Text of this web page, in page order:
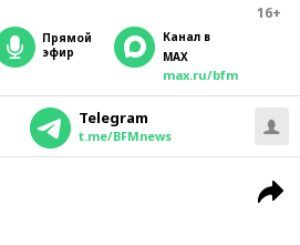
16+
прямой
эфир
Канал в
MAX
max.ru/bfm
Telegram
t.me/BFMnews